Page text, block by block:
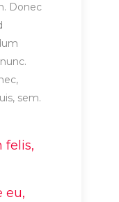
Donec
sem.
felis,
eu,